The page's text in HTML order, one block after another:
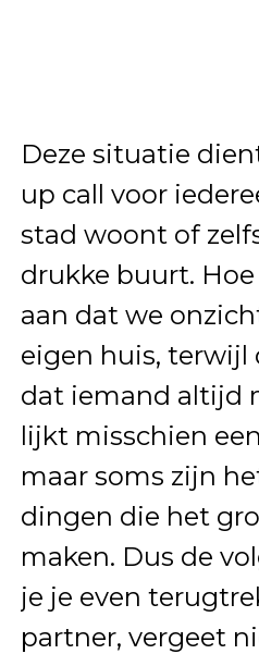
Deze situatie
up call voor
stad woont of
drukke buurt.
aan dat we
eigen huis, terwijl
dat iemand altijd
lijkt misschien
maar soms zijn
dingen die het
maken. Dus de
je je even
partner, vergeet